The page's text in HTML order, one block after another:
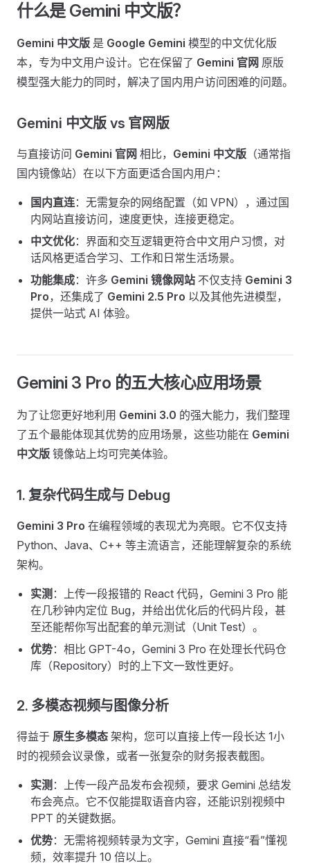
什么是 Gemini 中文版？
Gemini 中文版 是 Google Gemini 模型的中文优化版
本，专为中文用户设计。它在保留了 Gemini 官网 原版
模型强大能力的同时，解决了国内用户访问困难的问题。
Gemini 中文版 vs 官网版
与直接访问 Gemini 官网 相比， Gemini 中文版 （通常指
国内镜像站）在以下方面更适合国内用户：
国内直连：无需复杂的网络配置（如 VPN），通过国
内网站直接访问，速度更快，连接更稳定。
中文优化：界面和交互逻辑更符合中文用户习惯，对
话风格更适合学习、工作和日常生活场景。
功能集成：许多 Gemini 镜像网站 不仅支持 Gemini 3
Pro，还集成了 Gemini 2.5 Pro 以及其他先进模型，
提供一站式 AI 体验。
Gemini 3 Pro 的五大核心应用场景
为了让您更好地利用 Gemini 3.0 的强大能力，我们整理
了五个最能体现其优势的应用场景，这些功能在 Gemini
中文版 镜像站上均可完美体验。
1. 复杂代码生成与 Debug
Gemini 3 Pro 在编程领域的表现尤为亮眼。它不仅支持
Python、Java、C++ 等主流语言，还能理解复杂的系统
架构。
实测 ：上传一段报错的 React 代码，Gemini 3 Pro 能
在几秒钟内定位 Bug，并给出优化后的代码片段，甚
至还能帮你写出配套的单元测试（Unit Test）。
优势：相比 GPT-4o，Gemini 3 Pro 在处理长代码仓
库（Repository）时的上下文一致性更好。
2. 多模态视频与图像分析
得益于 原生多模态 架构，您可以直接上传一段长达 1小
时的视频会议录像，或者一张复杂的财务报表截图。
实测 ：上传一段产品发布会视频，要求 Gemini 总结发
布会亮点。它不仅能提取语音内容，还能识别视频中
PPT 的关键数据。
优势：无需将视频转录为文字，Gemini 直接“看”懂视
频，效率提升 10 倍以上。